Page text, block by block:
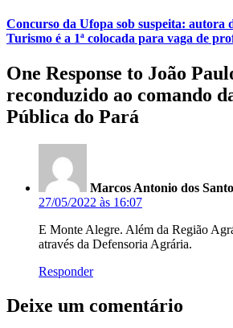
Concurso da Ufopa sob suspeita: autora
Turismo é a 1ª colocada para vaga de
One Response to João
reconduzido ao comando
Pública do Pará
Marcos Antonio dos
27/05/2022 às 16:07
E Monte Alegre. Além da Região
através da Defensoria Agrária.
Responder
Deixe um comentário